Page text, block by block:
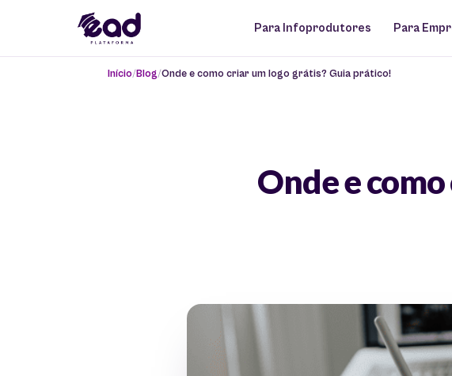
Para Infoprodutores Para
Início Blog Onde e como criar um logo grátis? Guia prático!
Onde e